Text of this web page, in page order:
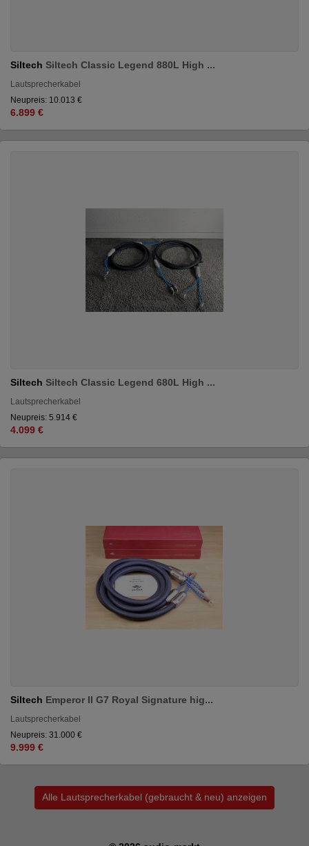
Siltech Siltech Classic Legend 880L High ...
Lautsprecherkabel
Neupreis: 10.013 €
6.899 €
Siltech Siltech Classic Legend 680L High ...
Lautsprecherkabel
Neupreis: 5.914 €
4.099 €
Siltech Emperor II G7 Royal Signature hig...
Lautsprecherkabel
Neupreis: 31.000 €
9.999 €
Alle Lautsprecherkabel (gebraucht & neu) anzeigen